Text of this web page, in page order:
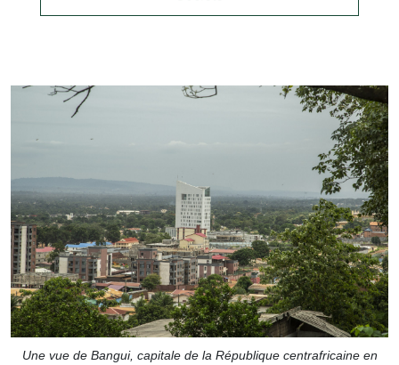
Une vue de Bangui, capitale de la République centrafricaine en